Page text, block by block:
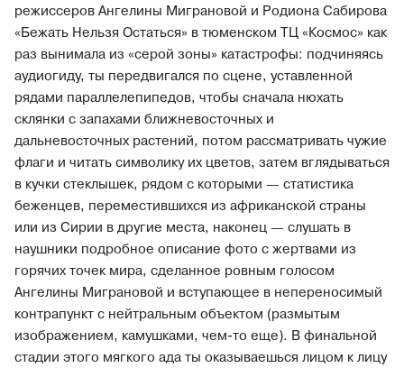
режиссеров Ангелины Миграновой и Родиона Сабирова
«Бежать Нельзя Остаться» в тюменском ТЦ «Космос» как
раз вынимала из «серой зоны» катастрофы: подчиняясь
аудиогиду, ты передвигался по сцене, уставленной
рядами параллелепипедов, чтобы сначала нюхать
склянки с запахами ближневосточных и
дальневосточных растений, потом рассматривать чужие
флаги и читать символику их цветов, затем вглядываться
в кучки стеклышек, рядом с которыми — статистика
беженцев, переместившихся из африканской страны
или из Сирии в другие места, наконец — слушать в
наушники подробное описание фото с жертвами из
горячих точек мира, сделанное ровным голосом
Ангелины Миграновой и вступающее в непереносимый
контрапункт с нейтральным объектом (размытым
изображением, камушками, чем-то еще). В финальной
стадии этого мягкого ада ты оказываешься лицом к лицу